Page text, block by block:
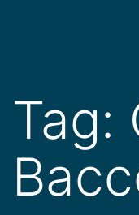
conteúdo
Tag: